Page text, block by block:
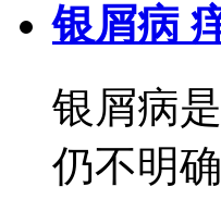
银屑病
银屑病
仍不明